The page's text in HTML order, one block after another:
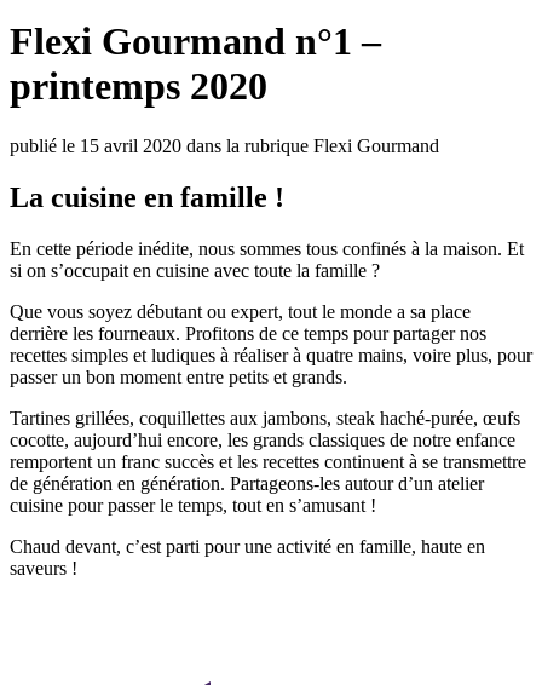
Flexi Gourmand n°1 –
printemps 2020
publié le 15 avril 2020 dans la rubrique Flexi Gourmand
La cuisine en famille !
En cette période inédite, nous sommes tous confinés à la maison. Et
si on s’occupait en cuisine avec toute la famille ?
Que vous soyez débutant ou expert, tout le monde a sa place
derrière les fourneaux. Profitons de ce temps pour partager nos
recettes simples et ludiques à réaliser à quatre mains, voire plus, pour
passer un bon moment entre petits et grands.
Tartines grillées, coquillettes aux jambons, steak haché-purée, œufs
cocotte, aujourd’hui encore, les grands classiques de notre enfance
remportent un franc succès et les recettes continuent à se transmettre
de génération en génération. Partageons-les autour d’un atelier
cuisine pour passer le temps, tout en s’amusant !
Chaud devant, c’est parti pour une activité en famille, haute en
saveurs !